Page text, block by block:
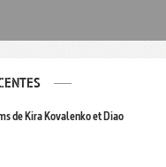
de Kira Kovalenko et Diao